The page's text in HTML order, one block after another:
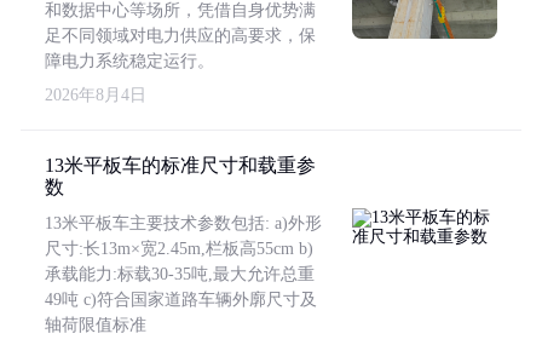
和数据中心等场所，凭借自身优势满
足不同领域对电力供应的高要求，保
障电力系统稳定运行。
2026年8月4日
13米平板车的标准尺寸和载重参
数
13米平板车主要技术参数包括: a)外形
尺寸:长13m×宽2.45m,栏板高55cm b)
承载能力:标载30-35吨,最大允许总重
49吨 c)符合国家道路车辆外廓尺寸及
轴荷限值标准